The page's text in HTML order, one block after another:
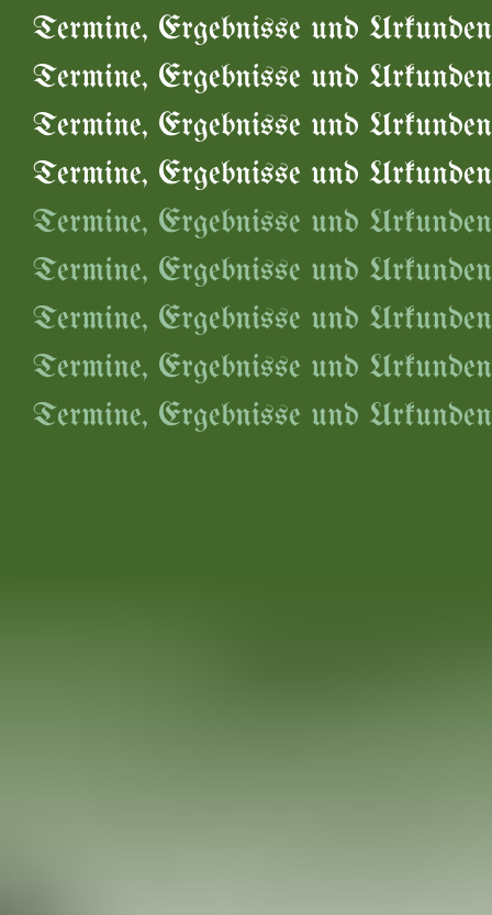
Termine, Ergebnisse und
Termine, Ergebnisse und
Termine, Ergebnisse und
Termine, Ergebnisse und
Termine, Ergebnisse und
Termine, Ergebnisse und
Termine, Ergebnisse und
Termine, Ergebnisse und
Termine, Ergebnisse und